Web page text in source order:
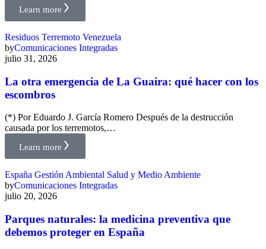
Learn more
Residuos Terremoto Venezuela
byComunicaciones Integradas
julio 31, 2026
La otra emergencia de La Guaira: qué hacer con los
escombros
(*) Por Eduardo J. García Romero Después de la destrucción
causada por los terremotos,…
Learn more
España Gestión Ambiental Salud y Medio Ambiente
byComunicaciones Integradas
julio 20, 2026
Parques naturales: la medicina preventiva que
debemos proteger en España